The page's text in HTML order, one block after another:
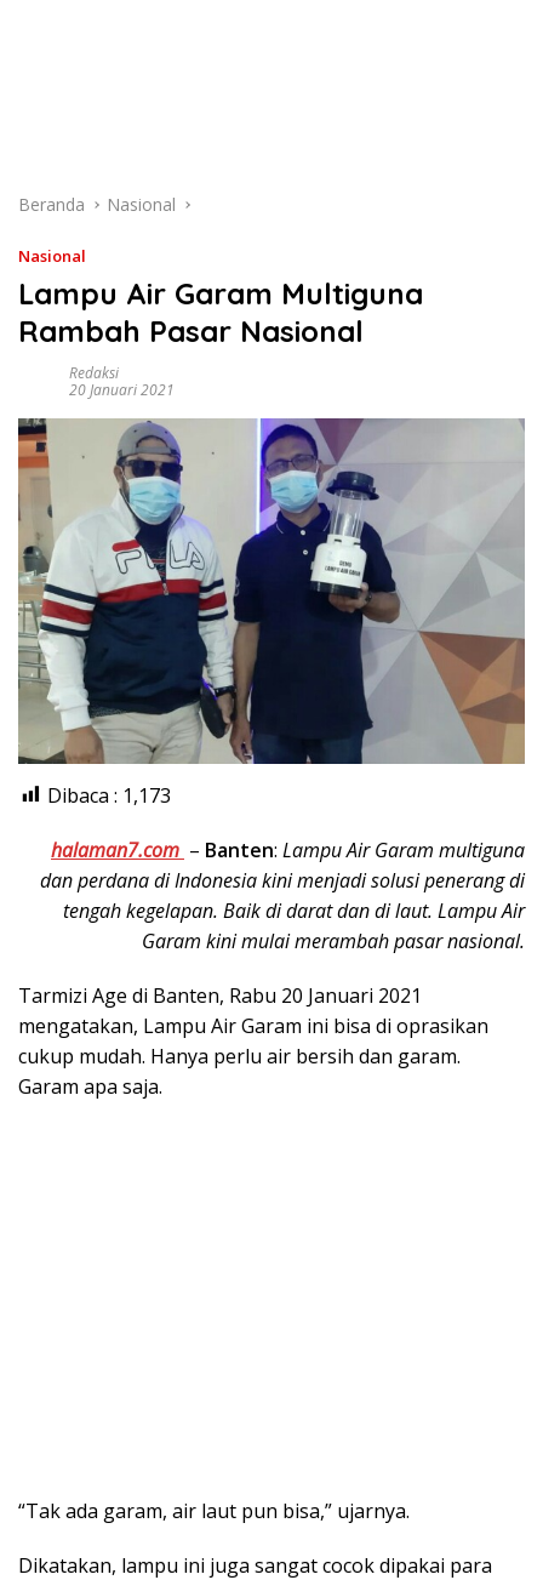
Beranda Nasional
Nasional
Lampu Air Garam Multiguna
Rambah Pasar Nasional
Redaksi
20 Januari 2021
Dibaca : 1,173
halaman7.com – Banten: Lampu Air Garam multiguna
dan perdana di Indonesia kini menjadi solusi penerang di
tengah kegelapan. Baik di darat dan di laut. Lampu Air
Garam kini mulai merambah pasar nasional.
Tarmizi Age di Banten, Rabu 20 Januari 2021
mengatakan, Lampu Air Garam ini bisa di oprasikan
cukup mudah. Hanya perlu air bersih dan garam.
Garam apa saja.
“Tak ada garam, air laut pun bisa,” ujarnya.
Dikatakan, lampu ini juga sangat cocok dipakai para